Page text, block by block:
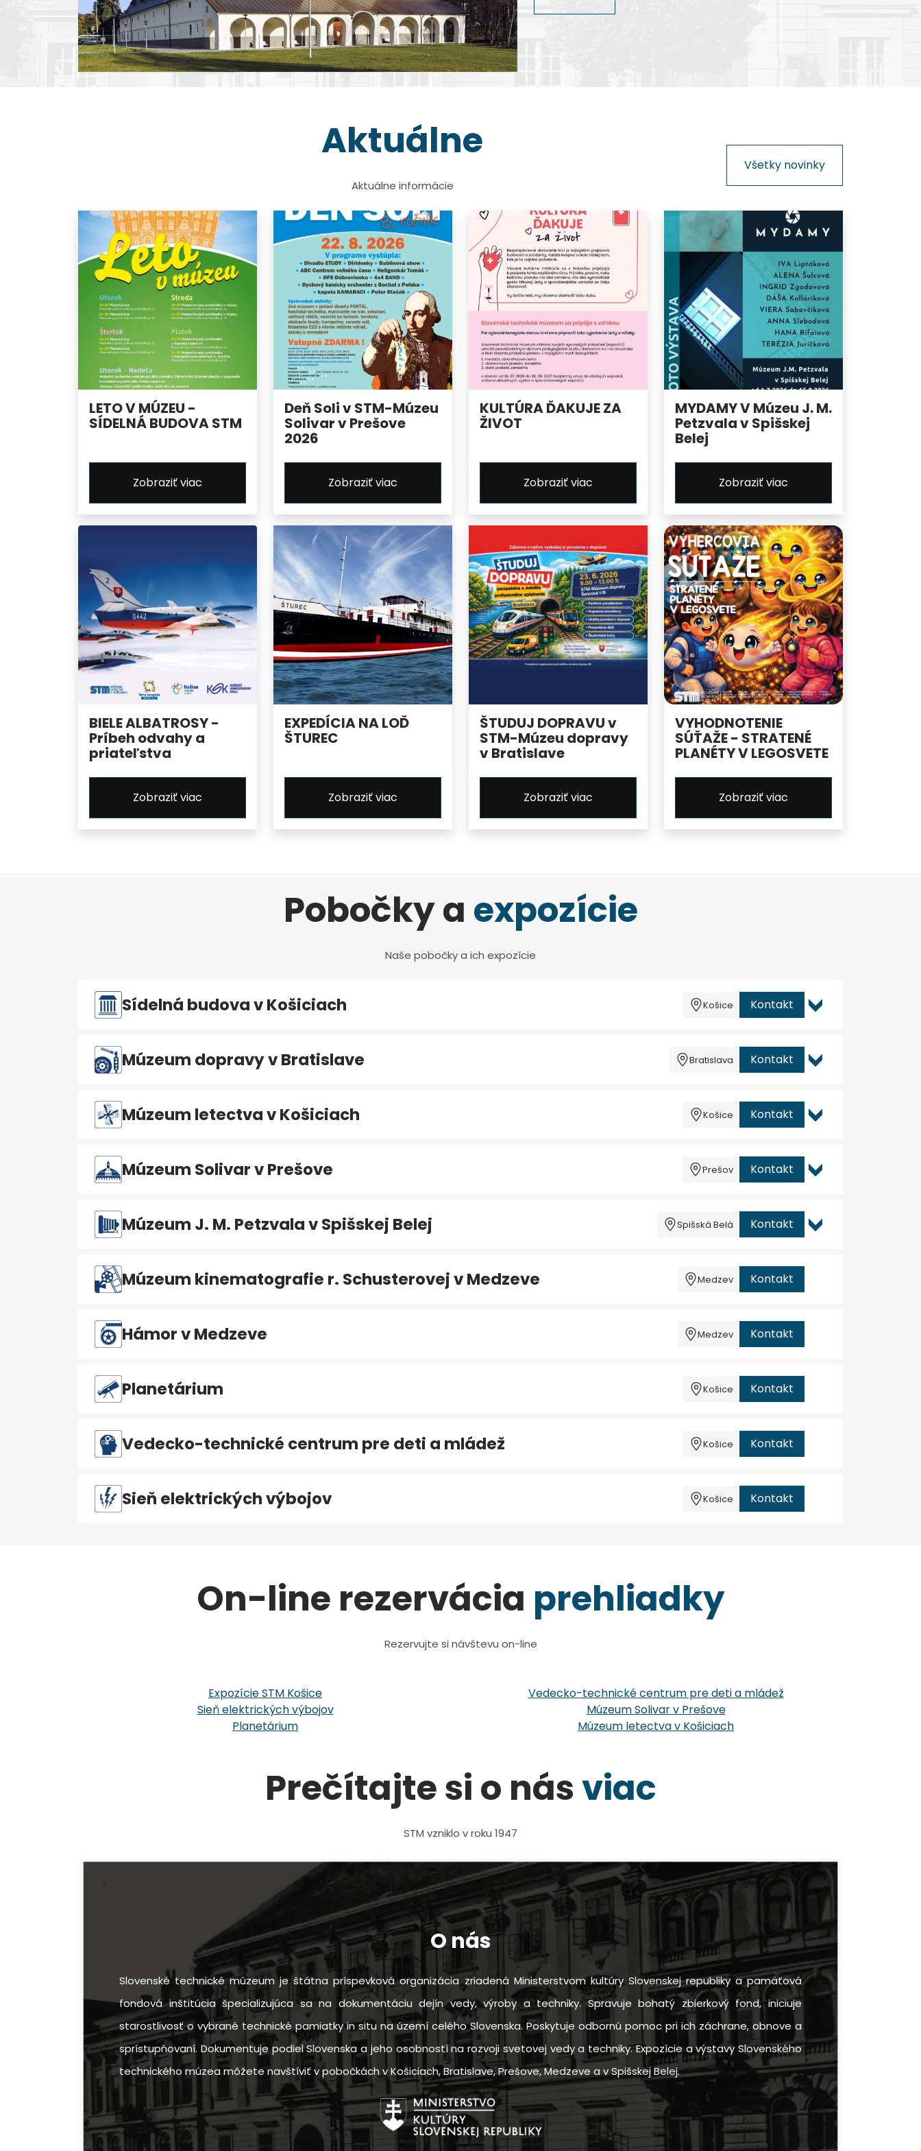
Viac info
Aktuálne
Aktuálne informácie
Všetky novinky
LETO V MÚZEU -
SÍDELNÁ BUDOVA STM
Zobraziť viac
Deň Soli v STM-Múzeu
Solivar v Prešove
2026
Zobraziť viac
KULTÚRA ĎAKUJE ZA
ŽIVOT
Zobraziť viac
MYDAMY V Múzeu J. M.
Petzvala v Spišskej
Belej
Zobraziť viac
BIELE ALBATROSY -
Príbeh odvahy a
priateľstva
Zobraziť viac
EXPEDÍCIA NA LOĎ
ŠTUREC
Zobraziť viac
ŠTUDUJ DOPRAVU v
STM-Múzeu dopravy
v Bratislave
Zobraziť viac
VYHODNOTENIE
SÚŤAŽE - STRATENÉ
PLANÉTY V LEGOSVETE
Zobraziť viac
Pobočky a expozície
Naše pobočky a ich expozície
Sídelná budova v Košiciach Košice Kontakt
Múzeum dopravy v Bratislave Bratislava Kontakt
Múzeum letectva v Košiciach Košice Kontakt
Múzeum Solivar v Prešove Prešov Kontakt
Múzeum J. M. Petzvala v Spišskej Belej Spišská Belá Kontakt
Múzeum kinematografie r. Schusterovej v Medzeve Medzev Kontakt
Hámor v Medzeve Medzev Kontakt
Planetárium Košice Kontakt
Vedecko-technické centrum pre deti a mládež Košice Kontakt
Sieň elektrických výbojov Košice Kontakt
On-line rezervácia prehliadky
Rezervujte si návštevu on-line
Expozície STM Košice
Sieň elektrických výbojov
Planetárium
Vedecko-technické centrum pre deti a mládež
Múzeum Solivar v Prešove
Múzeum letectva v Košiciach
Prečítajte si o násviac
STM vzniklo v roku 1947
O nás
Slovenské technické múzeum je štátna príspevková organizácia zriadená Ministerstvom kultúry Slovenskej republiky a pamäťová
fondová inštitúcia špecializujúca sa na dokumentáciu dejín vedy, výroby a techniky. Spravuje bohatý zbierkový fond, iniciuje
starostlivosť o vybrané technické pamiatky in situ na území celého Slovenska. Poskytuje odbornú pomoc pri ich záchrane, obnove a
sprístupňovaní. Dokumentuje podiel Slovenska a jeho osobností na rozvoji svetovej vedy a techniky. Expozície a výstavy Slovenského
technického múzea môžete navštíviť v pobočkách v Košiciach, Bratislave, Prešove, Medzeve a v Spišskej Belej.